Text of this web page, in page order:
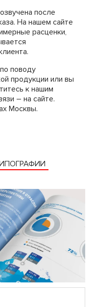
после
На нашем сайте
расценки,
поводу
продукции или вы
к нашим
– на сайте.
Москвы.